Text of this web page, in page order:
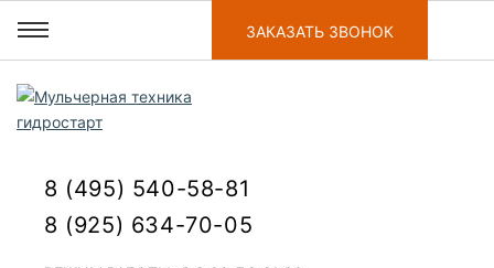
8 (495) 540-58-81
8 (925) 634-70-05
ЗАКАЗАТЬ ЗВОНОК